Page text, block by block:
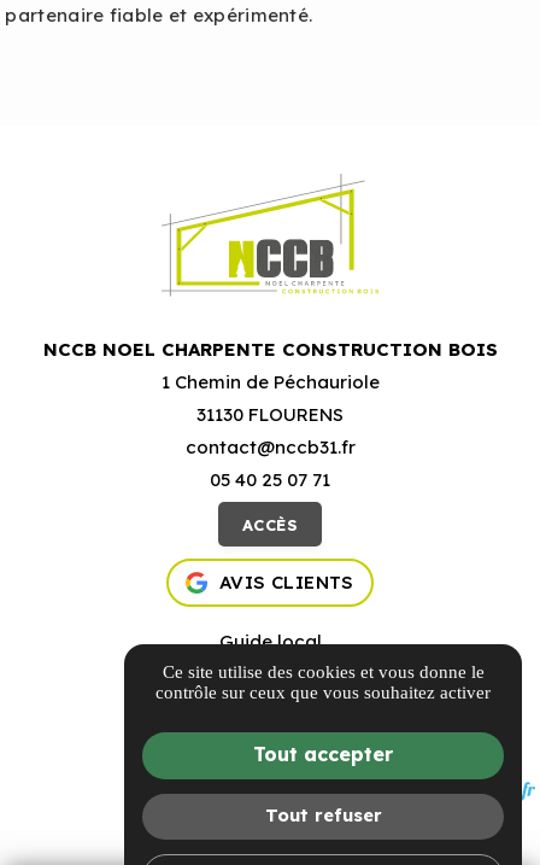
partenaire fiable et expérimenté.
NCCB NOEL CHARPENTE CONSTRUCTION BOIS
1 Chemin de Péchauriole
31130 FLOURENS
contact@nccb31.fr
05 40 25 07 71
ACCÈS
AVIS CLIENTS
Guide local
Informations complémentaires
Mentions légales
Politique de confidentialité
Gestion des cookies
Ce site utilise des cookies et vous donne le
contrôle sur ceux que vous souhaitez activer
Tout accepter
Tout refuser